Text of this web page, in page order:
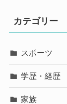
カテゴリー
スポーツ
学歴・経歴
家族